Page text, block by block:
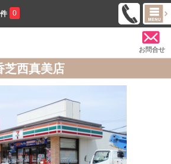
0
お問合せ
芝西真美店